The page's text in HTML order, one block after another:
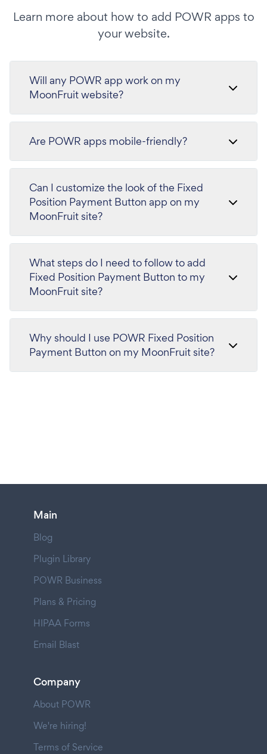
Learn more about how to add POWR apps to
your website.
Will any POWR app work on my
MoonFruit website?
Are POWR apps mobile-friendly?
Can I customize the look of the Fixed
Position Payment Button app on my
MoonFruit site?
What steps do I need to follow to add
Fixed Position Payment Button to my
MoonFruit site?
Why should I use POWR Fixed Position
Payment Button on my MoonFruit site?
Main
Blog
Plugin Library
POWR Business
Plans & Pricing
HIPAA Forms
Email Blast
Company
About POWR
We're hiring!
Terms of Service